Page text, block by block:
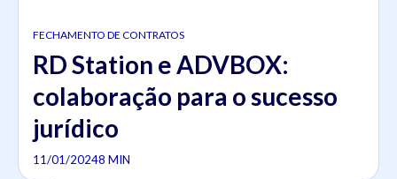
FECHAMENTO DE CONTRATOS
RD Station e ADVBOX:
colaboração para o sucesso
jurídico
11/01/20248 MIN